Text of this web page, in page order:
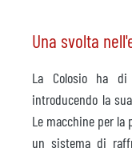
Una svolta
La Colosio ha di
introducendo la
Le macchine per la
un sistema di